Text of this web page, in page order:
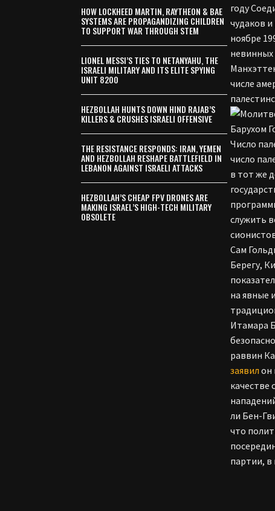
году
чудаков
ноябре
невинных
числе
Число
число
в тот же
служить
Сам
Берегу,
на явные
Итамара
раввин
заявил он
качестве
ли Бен-
что
партии, в
HOW LOCKHEED MARTIN, RAYTHEON & BAE
SYSTEMS ARE PROPAGANDIZING CHILDREN
TO SUPPORT WAR THROUGH STEM
LIONEL MESSI’S TIES TO NETANYAHU, THE
ISRAELI MILITARY AND ITS ELITE SPYING
UNIT 8200
HEZBOLLAH HUNTS DOWN HIND RAJAB’S
KILLERS & CRUSHES ISRAELI OFFENSIVE
THE RESISTANCE RESPONDS: IRAN, YEMEN
AND HEZBOLLAH RESHAPE BATTLEFIELD IN
LEBANON AGAINST ISRAELI ATTACKS
HEZBOLLAH’S CHEAP FPV DRONES ARE
MAKING ISRAEL’S HIGH-TECH MILITARY
OBSOLETE